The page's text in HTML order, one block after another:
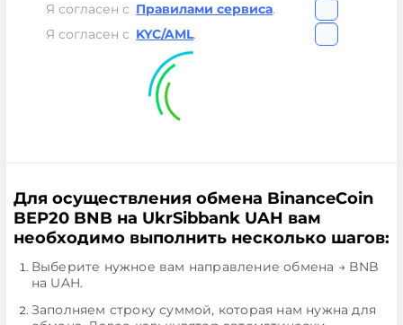
Я согласен с Правилами сервиса.
Я согласен с KYC/AML.
Для осуществления обмена BinanceCoin
BEP20 BNB на UkrSibbank UAH вам
необходимо выполнить несколько шагов:
Выберите нужное вам направление обмена → BNB
на UAH.
Заполняем строку суммой, которая нам нужна для